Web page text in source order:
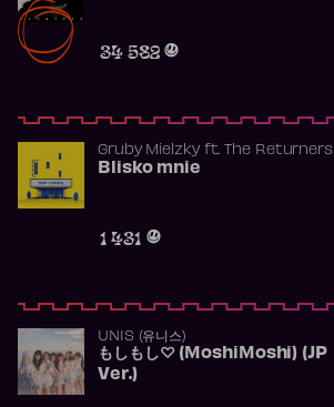
34 582
Gruby Mielzkyft. The Returners
Blisko mnie
1 431
UNIS (유니스)
もしもし♡ (MoshiMoshi) (JP
Ver.)